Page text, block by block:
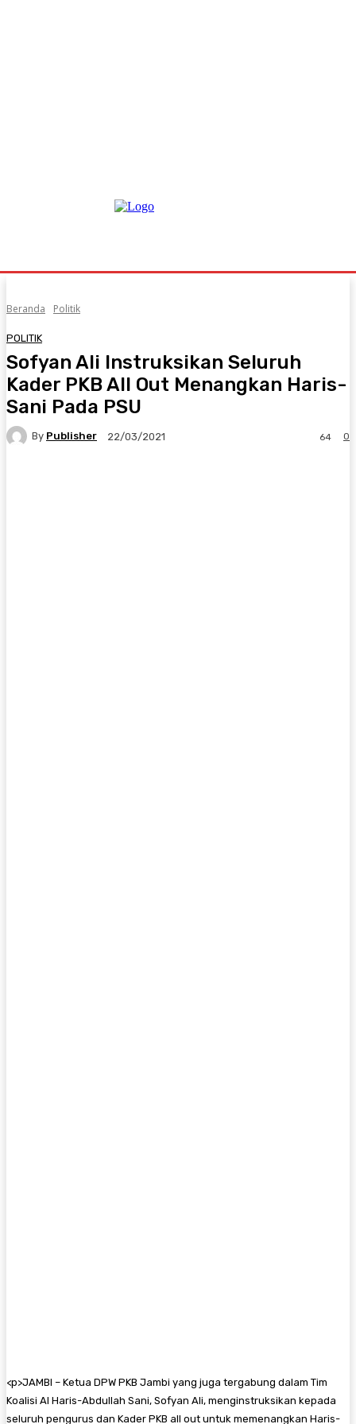
Beranda Politik
POLITIK
Sofyan Ali Instruksikan Seluruh
Kader PKB All Out Menangkan Haris-
Sani Pada PSU
By Publisher 22/03/2021 0
64
<p>JAMBI – Ketua DPW PKB Jambi yang juga tergabung dalam Tim
Koalisi Al Haris-Abdullah Sani, Sofyan Ali, menginstruksikan kepada
seluruh pengurus dan Kader PKB all out untuk memenangkan Haris-